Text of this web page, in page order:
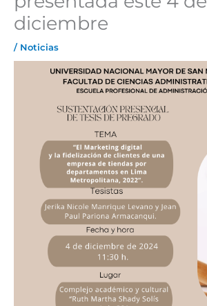
diciembre
/ Noticias